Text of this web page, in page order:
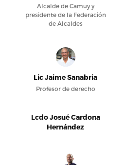
Alcalde de Camuy y
presidente de la Federación
de Alcaldes
Lic Jaime Sanabria
Profesor de derecho
Lcdo Josué Cardona
Hernández